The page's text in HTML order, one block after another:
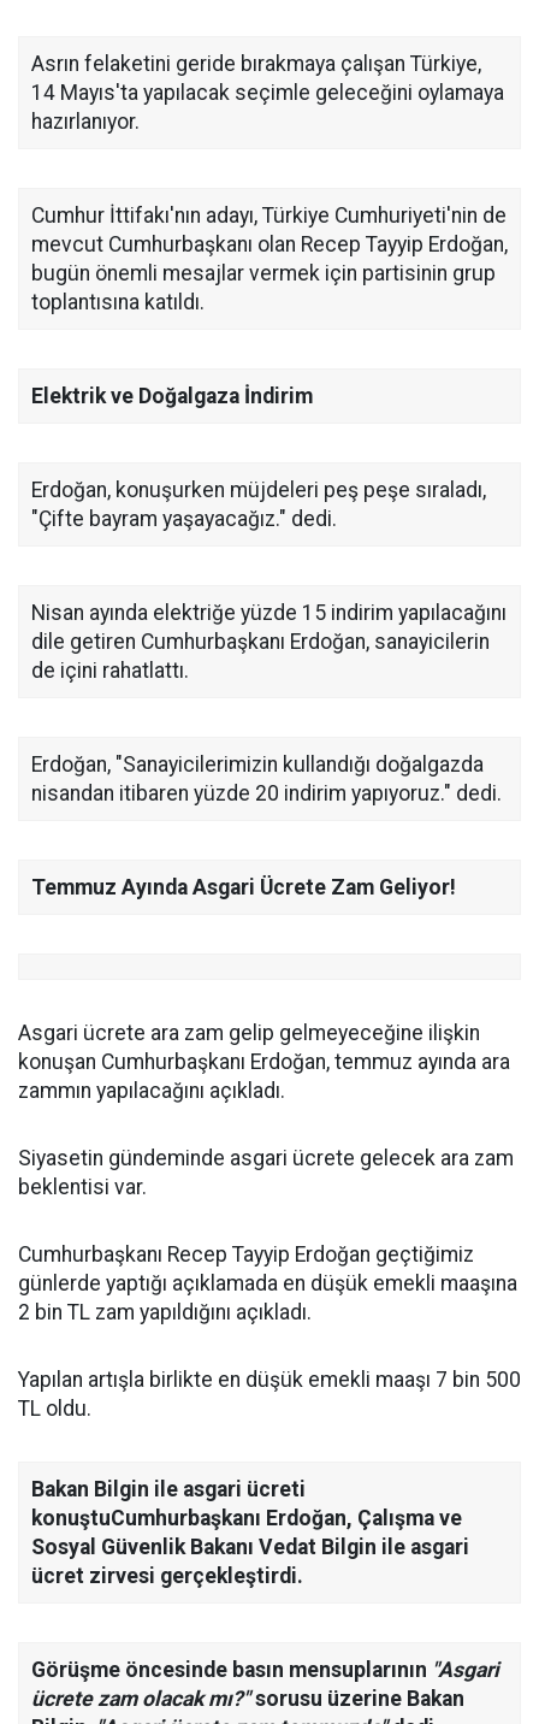
Asrın felaketini geride bırakmaya çalışan Türkiye,
14 Mayıs'ta yapılacak seçimle geleceğini oylamaya
hazırlanıyor.
Cumhur İttifakı'nın adayı, Türkiye Cumhuriyeti'nin de
mevcut Cumhurbaşkanı olan Recep Tayyip Erdoğan,
bugün önemli mesajlar vermek için partisinin grup
toplantısına katıldı.
Elektrik ve Doğalgaza İndirim
Erdoğan, konuşurken müjdeleri peş peşe sıraladı,
"Çifte bayram yaşayacağız." dedi.
Nisan ayında elektriğe yüzde 15 indirim yapılacağını
dile getiren Cumhurbaşkanı Erdoğan, sanayicilerin
de içini rahatlattı.
Erdoğan, "Sanayicilerimizin kullandığı doğalgazda
nisandan itibaren yüzde 20 indirim yapıyoruz." dedi.
Temmuz Ayında Asgari Ücrete Zam Geliyor!
Asgari ücrete ara zam gelip gelmeyeceğine ilişkin
konuşan Cumhurbaşkanı Erdoğan, temmuz ayında ara
zammın yapılacağını açıkladı.
Siyasetin gündeminde asgari ücrete gelecek ara zam
beklentisi var.
Cumhurbaşkanı Recep Tayyip Erdoğan geçtiğimiz
günlerde yaptığı açıklamada en düşük emekli maaşına
2 bin TL zam yapıldığını açıkladı.
Yapılan artışla birlikte en düşük emekli maaşı 7 bin 500
TL oldu.
Bakan Bilgin ile asgari ücreti
konuştuCumhurbaşkanı Erdoğan, Çalışma ve
Sosyal Güvenlik Bakanı Vedat Bilgin ile asgari
ücret zirvesi gerçekleştirdi.
Görüşme öncesinde basın mensuplarının "Asgari
ücrete zam olacak mı?"sorusu üzerine Bakan